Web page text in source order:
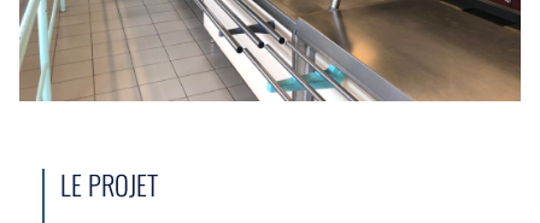
CARRIÈRE
5 bonnes raisons de nous rejoindre
CONTACT
LE PROJET